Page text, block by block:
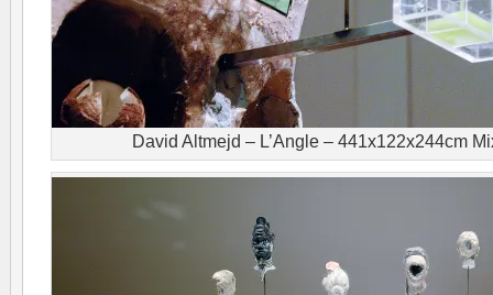
David Altmejd – L’Angle – 441x122x244cm